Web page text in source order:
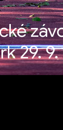
29.
David